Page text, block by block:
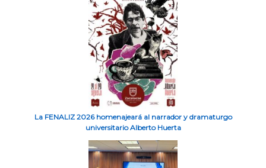
La FENALIZ 2026 homenajeará al narrador y dramaturgo
universitario Alberto Huerta